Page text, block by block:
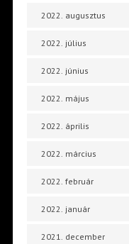
2022. augusztus
2022. július
2022. június
2022. május
2022. április
2022. március
2022. február
2022. január
2021. december